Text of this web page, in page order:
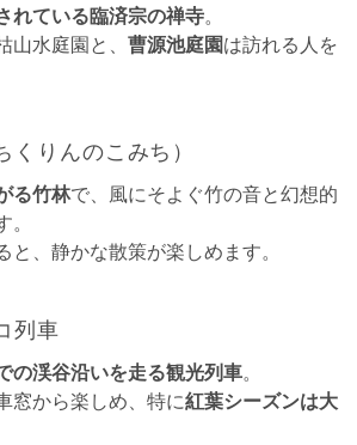
れている臨済宗の禅寺。
水庭園と、 曹源池庭園は訪れる人を
りんのこみち）
る竹林で、風にそよぐ竹の音と幻想的
、静かな散策が楽しめます。
列車
の渓谷沿いを走る観光列車。
窓から楽しめ、特に紅葉シーズンは大